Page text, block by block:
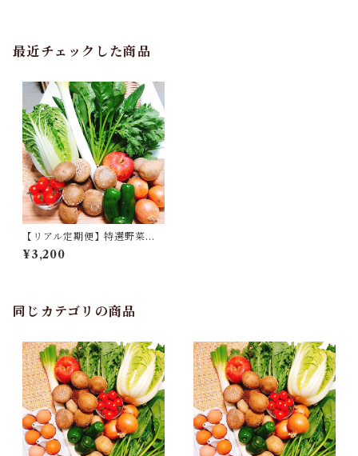
最近チェックした商品
【リアル定期便】特選野菜セ
ット 毎週コース
¥3,200
同じカテゴリの商品